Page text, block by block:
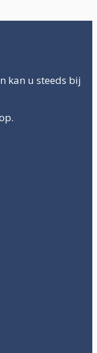
kan u steeds bij